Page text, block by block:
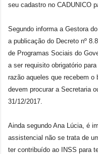
seu cadastro no CADUNICO
Segundo informa a Gestora
a publicação do Decreto nº
de Programas Sociais do
a ser requisito obrigatório
razão aqueles que recebem o
devem procurar a Secretaria
31/12/2017.
Ainda segundo Ana Lúcia, é
assistencial não se trata de
ter contribuído ao INSS para